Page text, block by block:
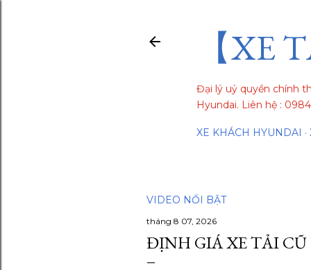
【XE
Đại lý uỷ quyền chính
Hyundai. Liên hệ :
XE KHÁCH HYUNDAI
VIDEO NỔI BẬT
tháng 8 07, 2026
ĐỊNH GIÁ XE TẢI CŨ